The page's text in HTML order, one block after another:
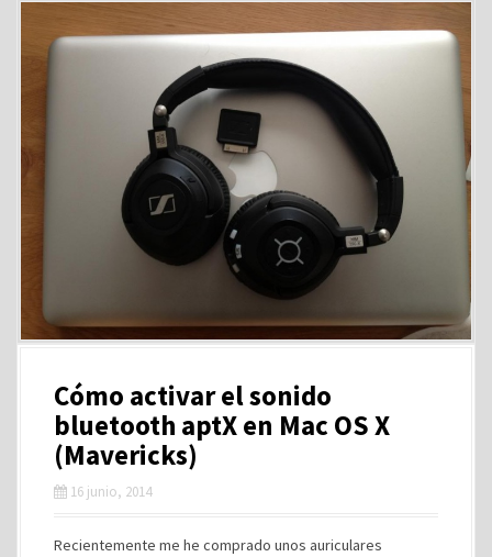
Cómo activar el sonido
bluetooth aptX en Mac OS X
(Mavericks)
16 junio, 2014
Recientemente me he comprado unos auriculares